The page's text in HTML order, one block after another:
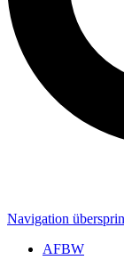
Navigation
AFBW